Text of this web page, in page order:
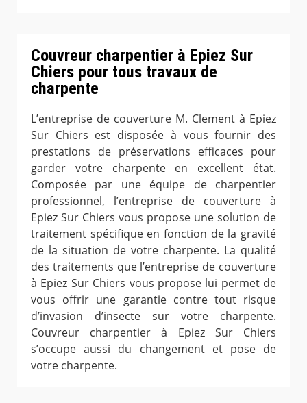
Couvreur charpentier à Epiez Sur
Chiers pour tous travaux de
charpente
L’entreprise de couverture M. Clement à Epiez
Sur Chiers est disposée à vous fournir des
prestations de préservations efficaces pour
garder votre charpente en excellent état.
Composée par une équipe de charpentier
professionnel, l’entreprise de couverture à
Epiez Sur Chiers vous propose une solution de
traitement spécifique en fonction de la gravité
de la situation de votre charpente. La qualité
des traitements que l’entreprise de couverture
à Epiez Sur Chiers vous propose lui permet de
vous offrir une garantie contre tout risque
d’invasion d’insecte sur votre charpente.
Couvreur charpentier à Epiez Sur Chiers
s’occupe aussi du changement et pose de
votre charpente.